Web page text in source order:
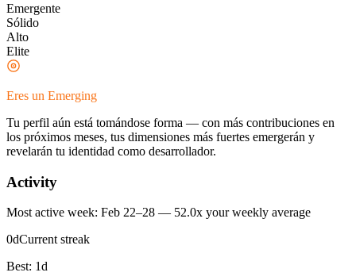
Emergente
Sólido
Alto
Elite
Eres un Emerging
Tu perfil aún está tomándose forma — con más contribuciones en
los próximos meses, tus dimensiones más fuertes emergerán y
revelarán tu identidad como desarrollador.
Activity
Most active week: Feb 22–28 — 52.0x your weekly average
0dCurrent streak
Best: 1d